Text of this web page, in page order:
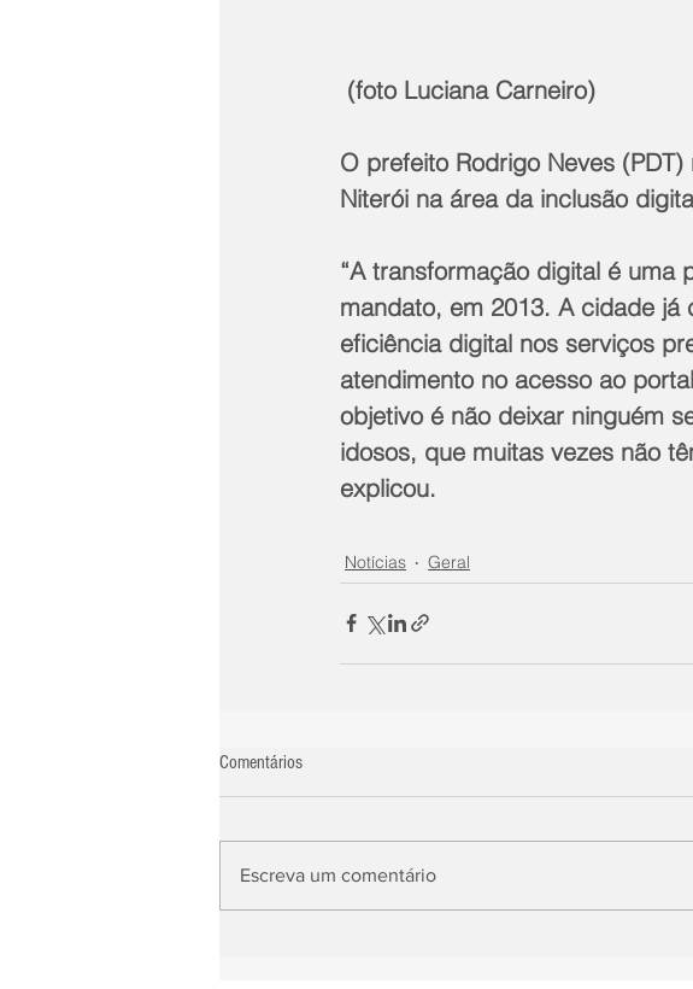
(foto Luciana Carneiro)
O prefeito Rodrigo Neves
Niterói na área da inclusão
“A transformação digital é uma
mandato, em 2013. A cidade
eficiência digital nos serviços
atendimento no acesso ao portal
objetivo é não deixar ninguém
idosos, que muitas vezes não
explicou.
Notícias Geral
Comentários
Escreva um comentário